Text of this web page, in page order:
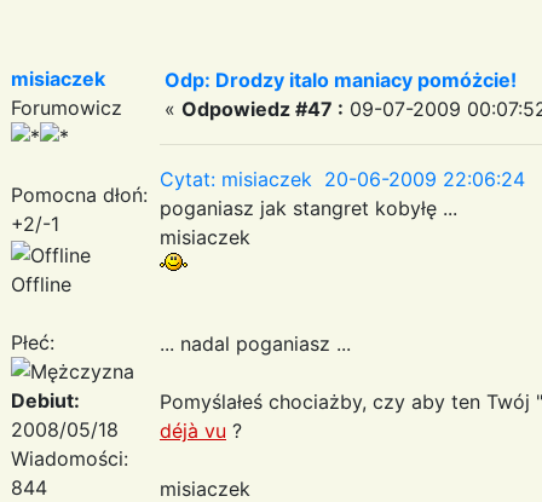
misiaczek
Forumowicz
Pomocna dłoń:
+2/-1
Offline
Płeć:
Debiut:
2008/05/18
Wiadomości:
844
Odp: Drodzy italo maniacy pomóżcie!
« Odpowiedz #47 : 09-07-2009
Cytat: misiaczek 20-06-2009 22:06:24
poganiasz jak stangret kobyłę ...
misiaczek
... nadal poganiasz ...
Pomyślałeś chociażby, czy aby ten
déjà vu ?
misiaczek